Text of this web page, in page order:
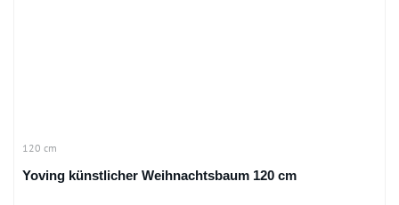
120 cm
Yoving künstlicher Weihnachtsbaum 120 cm